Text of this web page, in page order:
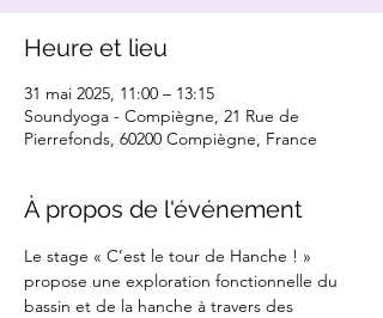
Heure et lieu
31 mai 2025, 11:00 – 13:15
Soundyoga - Compiègne, 21 Rue de
Pierrefonds, 60200 Compiègne, France
À propos de l'événement
Le stage « C’est le tour de Hanche ! »
propose une exploration fonctionnelle du
bassin et de la hanche à travers des